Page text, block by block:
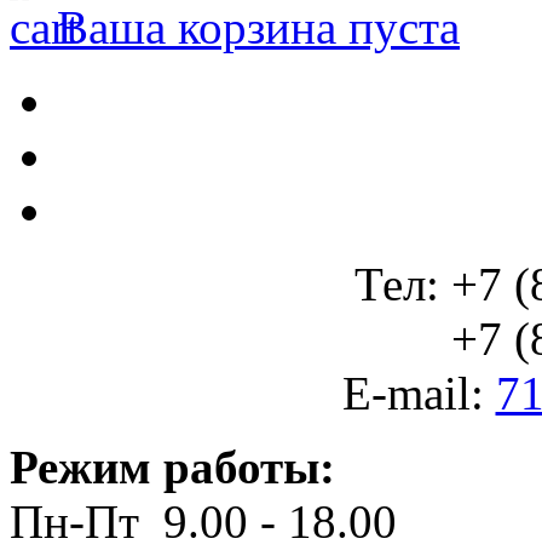
Ваша корзина пуста
Тел: +7
+7
E-mail:
Режим работы:
Пн-Пт 9.00 - 18.00